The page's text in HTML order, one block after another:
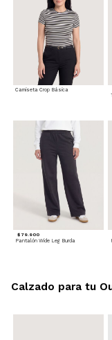
Camiseta Crop Básica
$ 79.900
Pantalón Wide Leg Burda
Calzado para tu